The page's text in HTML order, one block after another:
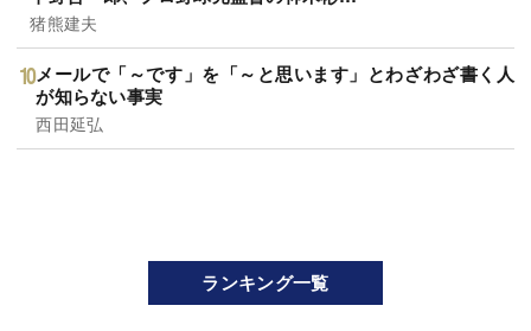
猪熊建夫
メールで「～です」を「～と思います」とわざわざ書く人
が知らない事実
西田延弘
ランキング一覧